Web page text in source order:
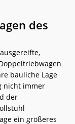
des
bauliche Lage
nicht immer
der
ein größeres